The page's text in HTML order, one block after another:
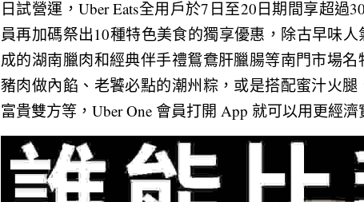
日試營運，Uber Eats全用戶於7日至20日期間享超過
員再加碼祭出10種特色美食的獨享優惠，除古早味
成的湖南臘肉和經典伴手禮鴛鴦肝臘腸等南門市場
豬肉做內餡、老饕必點的潮州粽，或是搭配蜜汁火
富貴雙方等，Uber One 會員打開 App 就可以用更經